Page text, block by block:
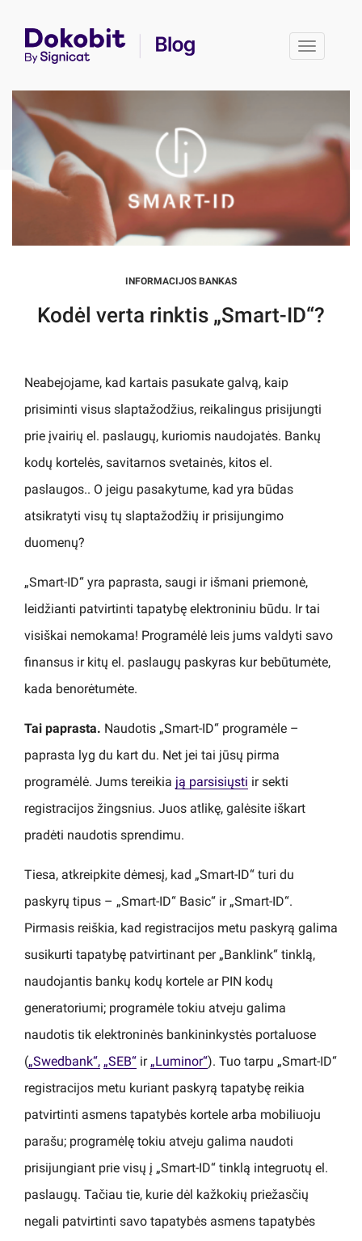
Toggle
INFORMACIJOS BANKAS
Kodėl verta rinktis „Smart-ID“?
Neabejojame, kad kartais pasukate galvą, kaip
prisiminti visus slaptažodžius, reikalingus prisijungti
prie įvairių el. paslaugų, kuriomis naudojatės. Bankų
kodų kortelės, savitarnos svetainės, kitos el.
paslaugos.. O jeigu pasakytume, kad yra būdas
atsikratyti visų tų slaptažodžių ir prisijungimo
duomenų?
„Smart-ID“ yra paprasta, saugi ir išmani priemonė,
leidžianti patvirtinti tapatybę elektroniniu būdu. Ir tai
visiškai nemokama! Programėlė leis jums valdyti savo
finansus ir kitų el. paslaugų paskyras kur bebūtumėte,
kada benorėtumėte.
Tai paprasta. Naudotis „Smart-ID“ programėle –
paprasta lyg du kart du. Net jei tai jūsų pirma
programėlė. Jums tereikia ją parsisiųsti ir sekti
registracijos žingsnius. Juos atlikę, galėsite iškart
pradėti naudotis sprendimu.
Tiesa, atkreipkite dėmesį, kad „Smart-ID“ turi du
paskyrų tipus – „Smart-ID“ Basic“ ir „Smart-ID“.
Pirmasis reiškia, kad registracijos metu paskyrą galima
susikurti tapatybę patvirtinant per „Banklink“ tinklą,
naudojantis bankų kodų kortele ar PIN kodų
generatoriumi; programėle tokiu atveju galima
naudotis tik elektroninės bankininkystės portaluose
(„Swedbank“, „SEB“ ir „Luminor“). Tuo tarpu „Smart-ID“
registracijos metu kuriant paskyrą tapatybę reikia
patvirtinti asmens tapatybės kortele arba mobiliuoju
parašu; programėlę tokiu atveju galima naudoti
prisijungiant prie visų į „Smart-ID“ tinklą integruotų el.
paslaugų. Tačiau tie, kurie dėl kažkokių priežasčių
negali patvirtinti savo tapatybės asmens tapatybės